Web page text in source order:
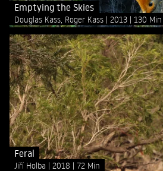
Emptying the Skies
Douglas Kass, Roger Kass 2013 130 Min
Feral
Jiří Holba 2018 72 Min